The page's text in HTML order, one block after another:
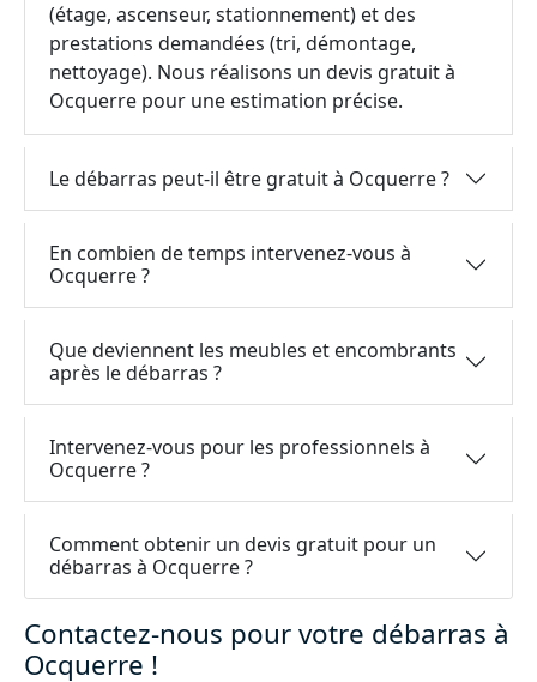
(étage, ascenseur, stationnement) et des
prestations demandées (tri, démontage,
nettoyage). Nous réalisons un devis gratuit à
Ocquerre pour une estimation précise.
Le débarras peut-il être gratuit à Ocquerre ?
En combien de temps intervenez-vous à
Ocquerre ?
Que deviennent les meubles et encombrants
après le débarras ?
Intervenez-vous pour les professionnels à
Ocquerre ?
Comment obtenir un devis gratuit pour un
débarras à Ocquerre ?
Contactez-nous pour votre débarras à
Ocquerre !